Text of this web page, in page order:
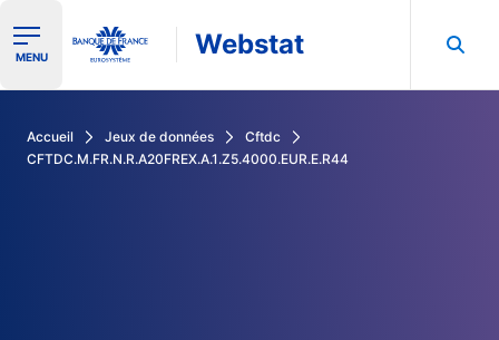
Ouvrir le menu de navigation
MENU Webstat
Accueil Jeux de données
Cftdc
CFTDC.M.FR.N.R.A20FREX.A.1.Z5.4000.EUR.E.R44